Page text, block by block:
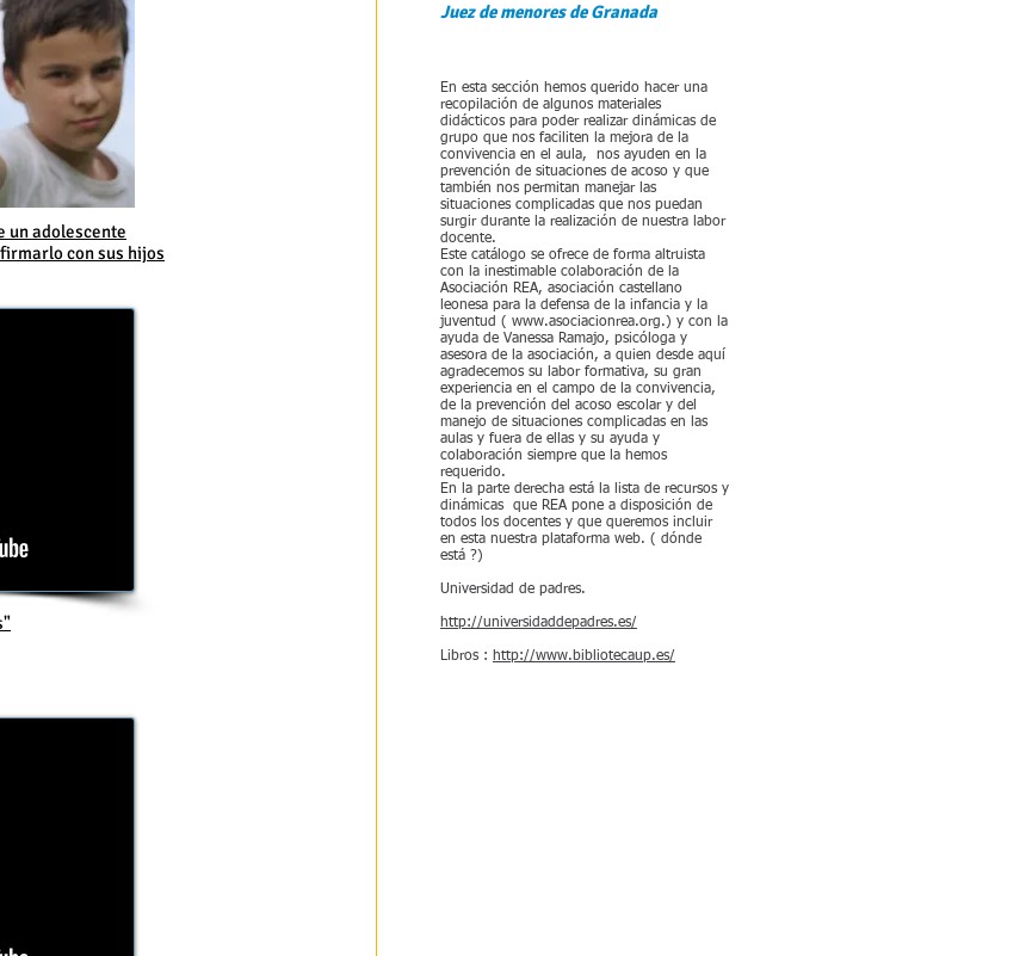
un adolescente
con sus hijos
Juez de menores de Granada
En esta sección hemos querido hacer una
recopilación de algunos materiales
didácticos para poder realizar dinámicas de
grupo que nos faciliten la mejora de la
convivencia en el aula, nos ayuden en la
prevención de situaciones de acoso y que
también nos permitan manejar las
situaciones complicadas que nos puedan
surgir durante la realización de nuestra labor
docente.
Este catálogo se ofrece de forma altruista
con la inestimable colaboración de la
Asociación REA, asociación castellano
leonesa para la defensa de la infancia y la
juventud ( www.asociacionrea.org.) y con la
ayuda de Vanessa Ramajo, psicóloga y
asesora de la asociación, a quien desde aquí
agradecemos su labor formativa, su gran
experiencia en el campo de la convivencia,
de la prevención del acoso escolar y del
manejo de situaciones complicadas en las
aulas y fuera de ellas y su ayuda y
colaboración siempre que la hemos
requerido.
En la parte derecha está la lista de recursos y
dinámicas que REA pone a disposición de
todos los docentes y que queremos incluir
en esta nuestra plataforma web. ( dónde
está ?)
Universidad de padres.
http://universidaddepadres.es/
Libros : http://www.bibliotecaup.es/